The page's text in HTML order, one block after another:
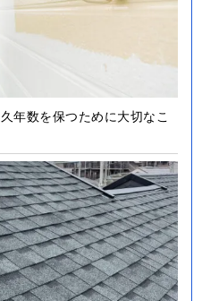
年数を保つために大切なこ